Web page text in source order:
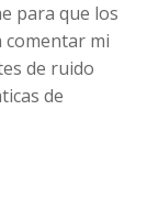
para que los
comentar mi
de ruido
de